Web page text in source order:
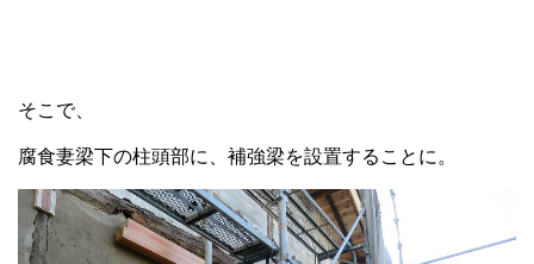
そこで、
腐食妻梁下の柱頭部に、補強梁を設置することに。